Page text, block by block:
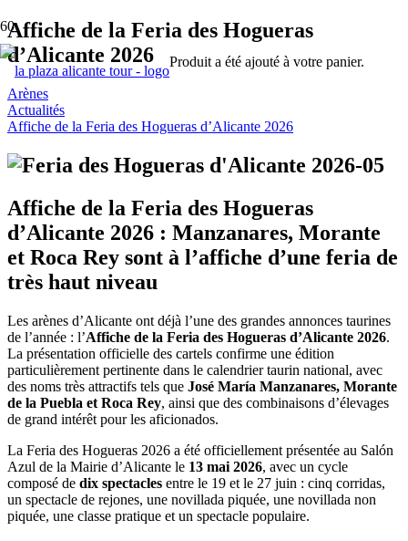
Produit a été ajouté à votre panier.
Affiche de la Feria des Hogueras
d’Alicante 2026
Arènes
Actualités
Affiche de la Feria des Hogueras d’Alicante 2026
Affiche de la Feria des Hogueras
d’Alicante 2026 : Manzanares, Morante
et Roca Rey sont à l’affiche d’une feria de
très haut niveau
Les arènes d’Alicante ont déjà l’une des grandes annonces taurines
de l’année : l’Affiche de la Feria des Hogueras d’Alicante 2026.
La présentation officielle des cartels confirme une édition
particulièrement pertinente dans le calendrier taurin national, avec
des noms très attractifs tels que José María Manzanares, Morante
de la Puebla et Roca Rey, ainsi que des combinaisons d’élevages
de grand intérêt pour les aficionados.
La Feria des Hogueras 2026 a été officiellement présentée au Salón
Azul de la Mairie d’Alicante le 13 mai 2026, avec un cycle
composé de dix spectacles entre le 19 et le 27 juin : cinq corridas,
un spectacle de rejones, une novillada piquée, une novillada non
piquée, une classe pratique et un spectacle populaire.